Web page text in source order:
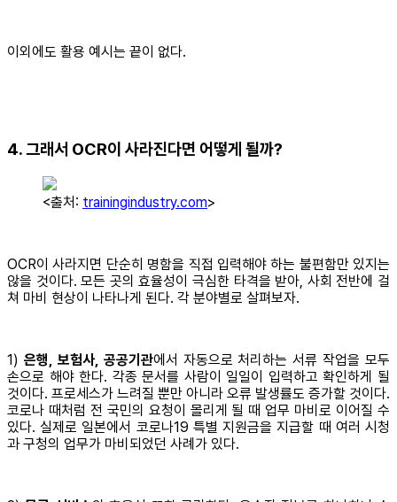
이외에도 활용 예시는 끝이 없다.
4. 그래서 OCR이 사라진다면 어떻게 될까?
<출처: trainingindustry.com>
OCR이 사라지면 단순히 명함을 직접 입력해야 하는 불편함만 있지는
않을 것이다. 모든 곳의 효율성이 극심한 타격을 받아, 사회 전반에 걸
쳐 마비 현상이 나타나게 된다. 각 분야별로 살펴보자.
1) 은행, 보험사, 공공기관에서 자동으로 처리하는 서류 작업을 모두
손으로 해야 한다. 각종 문서를 사람이 일일이 입력하고 확인하게 될
것이다. 프로세스가 느려질 뿐만 아니라 오류 발생률도 증가할 것이다.
코로나 때처럼 전 국민의 요청이 몰리게 될 때 업무 마비로 이어질 수
있다. 실제로 일본에서 코로나19 특별 지원금을 지급할 때 여러 시청
과 구청의 업무가 마비되었던 사례가 있다.